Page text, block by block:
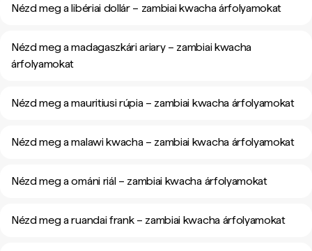
Nézd meg a libériai dollár – zambiai kwacha árfolyamokat
Nézd meg a madagaszkári ariary – zambiai kwacha
árfolyamokat
Nézd meg a mauritiusi rúpia – zambiai kwacha árfolyamokat
Nézd meg a malawi kwacha – zambiai kwacha árfolyamokat
Nézd meg a ománi riál – zambiai kwacha árfolyamokat
Nézd meg a ruandai frank – zambiai kwacha árfolyamokat